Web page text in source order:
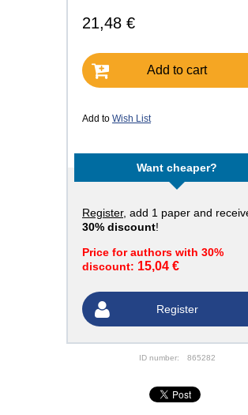
21,48 €
Add to cart
Add to Wish List
Want cheaper?
Register, add 1 paper and
30% discount!
Price for authors with 30%
discount: 15,04 €
Register
ID number: 865282